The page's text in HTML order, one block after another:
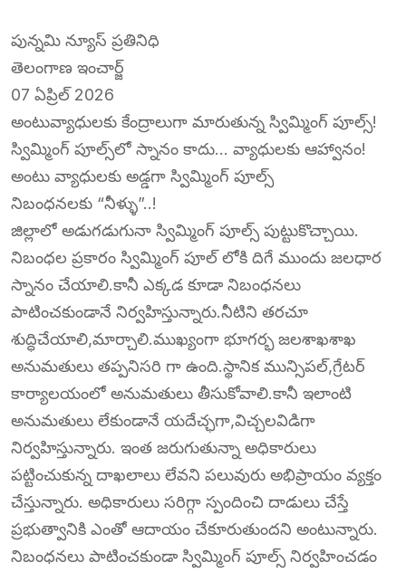
పున్నమి న్యూస్ ప్రతినిధి
తెలంగాణ ఇంచార్జ్
07 ఏప్రిల్ 2026
అంటువ్యాధులకు కేంద్రాలుగా మారుతున్న స్విమ్మింగ్ పూల్స్!
స్విమ్మింగ్ పూల్స్‌లో స్నానం కాదు… వ్యాధులకు ఆహ్వానం!
అంటు వ్యాధులకు అడ్డగా స్విమ్మింగ్ పూల్స్
నిబంధనలకు “నీళ్ళు”..!
జిల్లాలో అడుగడుగునా స్విమ్మింగ్ పూల్స్ పుట్టుకొచ్చాయి.
నిబంధల ప్రకారం స్విమ్మింగ్ పూల్ లోకి దిగే ముందు జలధార
స్నానం చేయాలి.కానీ ఎక్కడ కూడా నిబంధనలు
పాటించకుండానే నిర్వహిస్తున్నారు.నీటిని తరచూ
శుద్ధిచేయాలి,మార్చాలి.ముఖ్యంగా భూగర్భ జలశాఖశాఖ
అనుమతులు తప్పనిసరి గా ఉంది.స్థానిక మున్సిపల్,గ్రేటర్
కార్యాలయంలో అనుమతులు తీసుకోవాలి.కానీ ఇలాంటి
అనుమతులు లేకుండానే యదేచ్ఛగా,విచ్చలవిడిగా
నిర్వహిస్తున్నారు. ఇంత జరుగుతున్నా అధికారులు
పట్టించుకున్న దాఖలాలు లేవని పలువురు అభిప్రాయం వ్యక్తం
చేస్తున్నారు. అధికారులు సరిగ్గా స్పందించి దాడులు చేస్తే
ప్రభుత్వానికి ఎంతో ఆదాయం చేకూరుతుందని అంటున్నారు.
నిబంధనలు పాటించకుండా స్విమ్మింగ్ పూల్స్ నిర్వహించడం